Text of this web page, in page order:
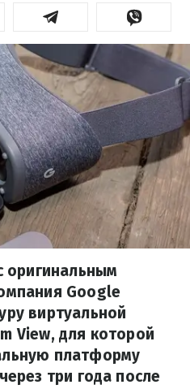
оригинальным
Google
виртуальной
View, для которой
платформу
три года после